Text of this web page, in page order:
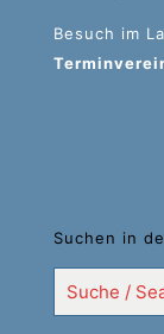
Besuch im
Suchen in